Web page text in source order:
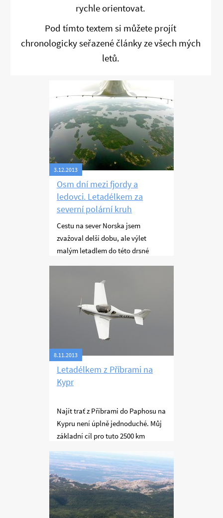
rychle orientovat.
Pod tímto textem si můžete projít
chronologicky seřazené články ze všech mých
letů.
3.12.2013
Osm dní mezi fjordy a
ledovci. Letadélkem za
severní polární kruh
Cestu na sever Norska jsem
zvažoval delší dobu, ale výlet
malým letadlem do této drsné
zato s pořádnou výbavou. Počasí
zrovna nepřálo, i tak se mi ale
podařilo výlet zvládnout během
osmi naplánovaných dní.
8.11.2013
Letadélkem z Příbrami na
Kypr
Najít trať z Příbrami do Paphosu na
Kypru není úplně jednoduché. Můj
základní cíl pro tuto 2500 km
přistáním na celé cestě. Doletět
jsem plánoval za dva dny. Cestou
mě ale potkaly dvě zcela
neočekávané záležitosti, které
cestu zásadně zdramatizovaly. Díky
Létání